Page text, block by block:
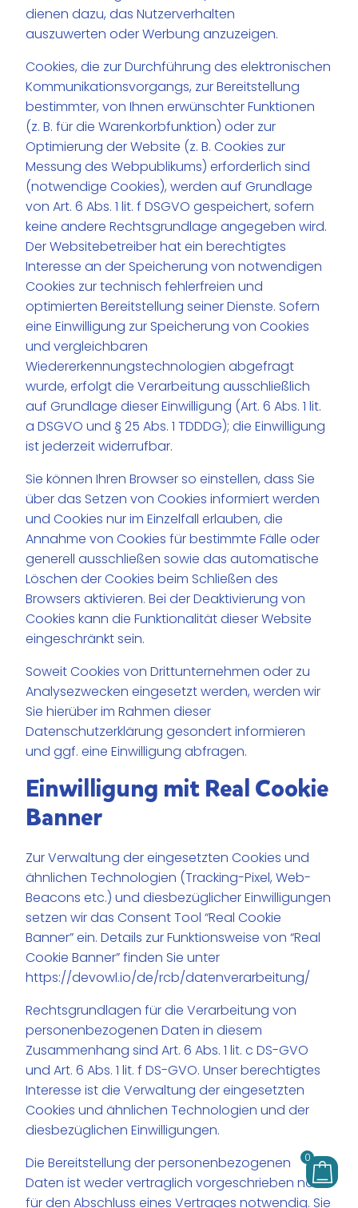
dienen dazu, das Nutzerverhalten
auszuwerten oder Werbung anzuzeigen.
Cookies, die zur Durchführung des elektronischen
Kommunikationsvorgangs, zur Bereitstellung
bestimmter, von Ihnen erwünschter Funktionen
(z. B. für die Warenkorbfunktion) oder zur
Optimierung der Website (z. B. Cookies zur
Messung des Webpublikums) erforderlich sind
(notwendige Cookies), werden auf Grundlage
von Art. 6 Abs. 1 lit. f DSGVO gespeichert, sofern
keine andere Rechtsgrundlage angegeben wird.
Der Websitebetreiber hat ein berechtigtes
Interesse an der Speicherung von notwendigen
Cookies zur technisch fehlerfreien und
optimierten Bereitstellung seiner Dienste. Sofern
eine Einwilligung zur Speicherung von Cookies
und vergleichbaren
Wiedererkennungstechnologien abgefragt
wurde, erfolgt die Verarbeitung ausschließlich
auf Grundlage dieser Einwilligung (Art. 6 Abs. 1 lit.
a DSGVO und § 25 Abs. 1 TDDDG); die Einwilligung
ist jederzeit widerrufbar.
Sie können Ihren Browser so einstellen, dass Sie
über das Setzen von Cookies informiert werden
und Cookies nur im Einzelfall erlauben, die
Annahme von Cookies für bestimmte Fälle oder
generell ausschließen sowie das automatische
Löschen der Cookies beim Schließen des
Browsers aktivieren. Bei der Deaktivierung von
Cookies kann die Funktionalität dieser Website
eingeschränkt sein.
Soweit Cookies von Drittunternehmen oder zu
Analysezwecken eingesetzt werden, werden wir
Sie hierüber im Rahmen dieser
Datenschutzerklärung gesondert informieren
und ggf. eine Einwilligung abfragen.
Einwilligung mit Real Cookie
Banner
Zur Verwaltung der eingesetzten Cookies und
ähnlichen Technologien (Tracking-Pixel, Web-
Beacons etc.) und diesbezüglicher Einwilligungen
setzen wir das Consent Tool “Real Cookie
Banner” ein. Details zur Funktionsweise von “Real
Cookie Banner” finden Sie unter
https://devowl.io/de/rcb/datenverarbeitung/
Rechtsgrundlagen für die Verarbeitung von
personenbezogenen Daten in diesem
Zusammenhang sind Art. 6 Abs. 1 lit. c DS-GVO
und Art. 6 Abs. 1 lit. f DS-GVO. Unser berechtigtes
Interesse ist die Verwaltung der eingesetzten
Cookies und ähnlichen Technologien und der
diesbezüglichen Einwilligungen.
Die Bereitstellung der personenbezogenen
Daten ist weder vertraglich vorgeschrieben noch
für den Abschluss eines Vertrages notwendig. Sie
0